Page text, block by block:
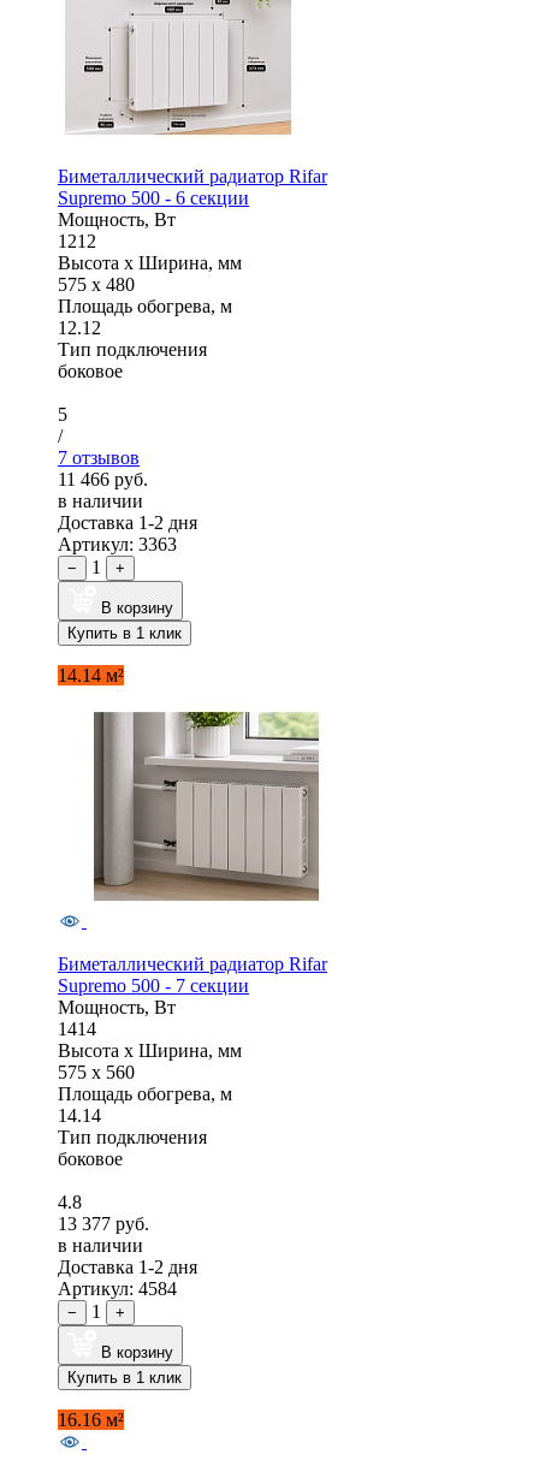
Биметаллический радиатор Rifar
Supremo 500 - 6 секции
Мощность, Вт
1212
Высота x Ширина, мм
575 x 480
Площадь обогрева, м
12.12
Тип подключения
боковое
5
/
7 отзывов
11 466 руб.
в наличии
Доставка 1-2 дня
Артикул: 3363
− 1 +
В корзину
Купить в 1 клик
14.14 м²
Биметаллический радиатор Rifar
Supremo 500 - 7 секции
Мощность, Вт
1414
Высота x Ширина, мм
575 x 560
Площадь обогрева, м
14.14
Тип подключения
боковое
4.8
13 377 руб.
в наличии
Доставка 1-2 дня
Артикул: 4584
− 1 +
В корзину
Купить в 1 клик
16.16 м²